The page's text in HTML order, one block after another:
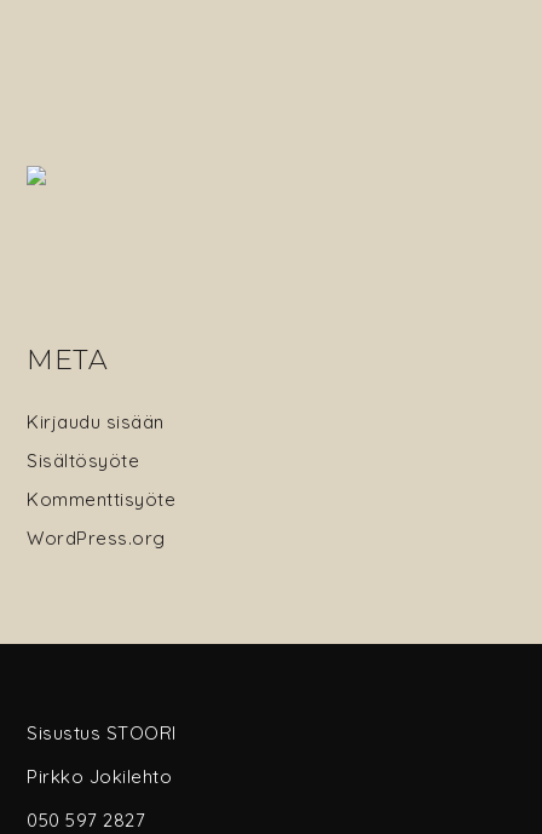
META
Kirjaudu sisään
Sisältösyöte
Kommenttisyöte
WordPress.org
Sisustus STOORI
Pirkko Jokilehto
050 597 2827